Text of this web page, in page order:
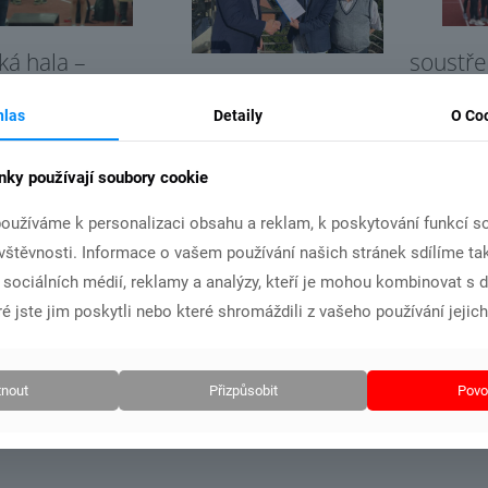
hala –
více
2022 bude v Chebu.
Detaily O
používají soubory cookie
k personalizaci obsahu a reklam, k poskytování funkcí
Informace o vašem používání našich stránek sdílíme
médií, reklamy a analýzy, kteří je mohou kombinovat s
jste jim poskytli nebo které shromáždili z vašeho používání
Přizpůsobit